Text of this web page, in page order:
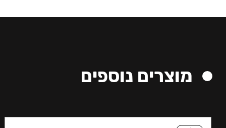
מוצרים נוספים